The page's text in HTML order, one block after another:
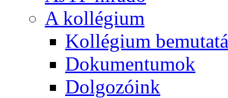
A kollégium
Kollégium
Dokumentumok
Dolgozóink